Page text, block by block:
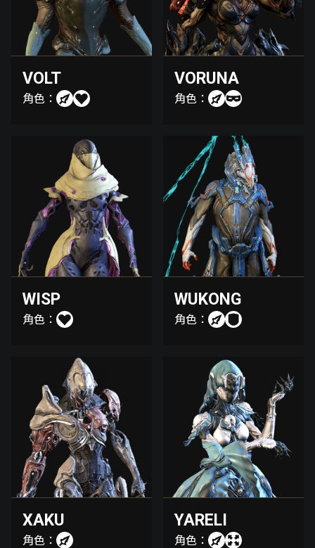
VOLT
角色：
VORUNA
角色：
WISP
角色：
WUKONG
角色：
XAKU
角色：
YARELI
角色：